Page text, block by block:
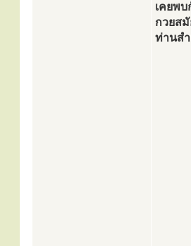
เคยพ
กวยส
ท่านส